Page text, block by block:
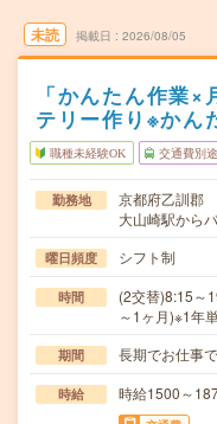
未読 掲載日 2026/08/05
「かんたん作業
テリー作り※かん
職種未経験OK 交通費別
勤務地
京都府乙訓郡
大山崎駅から
曜日頻度 シフト制
時間
(2交替)8:15～
～1ヶ月)※1年
期間 長期でお仕事
時給 時給1500～